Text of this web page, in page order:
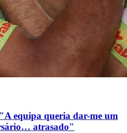
equipa queria dar-me um
atrasado"